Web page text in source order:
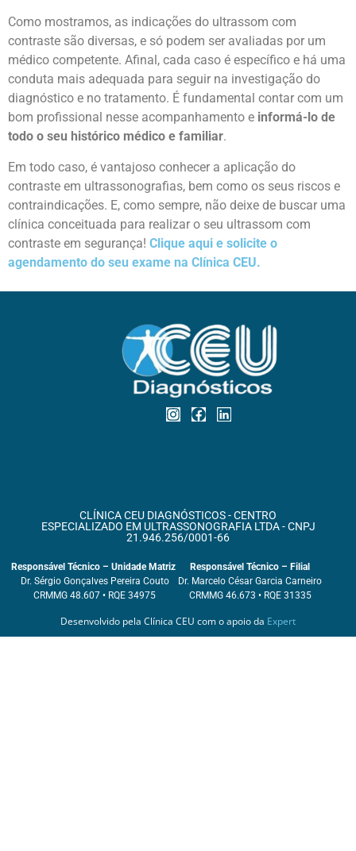
Como mostramos, as indicações do ultrassom com
contraste são diversas, e só podem ser avaliadas por um
médico competente. Afinal, cada caso é específico e há uma
conduta mais adequada para seguir na investigação do
diagnóstico e no tratamento. É fundamental contar com um
bom profissional nesse acompanhamento e informá-lo de
todo o seu histórico médico e familiar.
Em todo caso, é vantajoso conhecer a aplicação do
contraste em ultrassonografias, bem como os seus riscos e
contraindicações. E, como sempre, não deixe de buscar uma
clínica conceituada para realizar o seu ultrassom com
contraste em segurança! Clique aqui e solicite o
agendamento do seu exame na Clínica CEU.
CLÍNICA CEU DIAGNÓSTICOS - CENTRO
ESPECIALIZADO EM ULTRASSONOGRAFIA LTDA - CNPJ
21.946.256/0001-66
Responsável Técnico – Unidade Matriz
Dr. Sérgio Gonçalves Pereira Couto
CRMMG 48.607 • RQE 34975
Responsável Técnico – Filial
Dr. Marcelo César Garcia Carneiro
CRMMG 46.673 • RQE 31335
Desenvolvido pela Clínica CEU com o apoio da Expert